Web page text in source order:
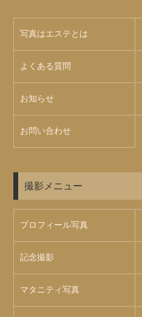
写真はエステとは
よくある質問
お知らせ
お問い合わせ
撮影メニュー
プロフィール写真
記念撮影
マタニティ写真